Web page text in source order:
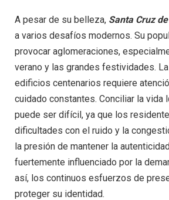
A pesar de su belleza, Santa Cruz
a varios desafíos modernos. Su
provocar aglomeraciones,
verano y las grandes festividades.
edificios centenarios requiere
cuidado constantes. Conciliar la vida
puede ser difícil, ya que los
dificultades con el ruido y la
la presión de mantener la
fuertemente influenciado por la
así, los continuos esfuerzos de
proteger su identidad.